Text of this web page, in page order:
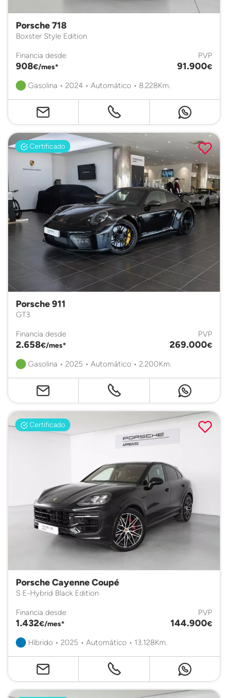
Porsche 718
Boxster Style Edition
Financia desde
908€/mes*
PVP
91.900€
Gasolina • 2024 • Automático • 8.228Km.
Certificado
Porsche 911
GT3
Financia desde
2.658€/mes*
PVP
269.000€
Gasolina • 2025 • Automático • 2.200Km.
Certificado
Porsche Cayenne Coupé
S E-Hybrid Black Edition
Financia desde
1.432€/mes*
PVP
144.900€
Híbrido • 2025 • Automático • 13.128Km.